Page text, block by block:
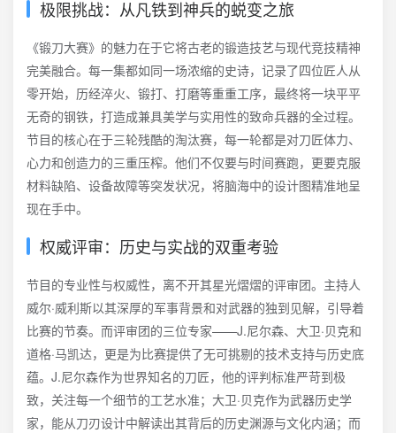
极限挑战：从凡铁到神兵的蜕变之旅
《锻刀大赛》的魅力在于它将古老的锻造技艺与现代竞技精神
完美融合。每一集都如同一场浓缩的史诗，记录了四位匠人从
零开始，历经淬火、锻打、打磨等重重工序，最终将一块平平
无奇的钢铁，打造成兼具美学与实用性的致命兵器的全过程。
节目的核心在于三轮残酷的淘汰赛，每一轮都是对刀匠体力、
心力和创造力的三重压榨。他们不仅要与时间赛跑，更要克服
材料缺陷、设备故障等突发状况，将脑海中的设计图精准地呈
现在手中。
权威评审：历史与实战的双重考验
节目的专业性与权威性，离不开其星光熠熠的评审团。主持人
威尔·威利斯以其深厚的军事背景和对武器的独到见解，引导着
比赛的节奏。而评审团的三位专家——J.尼尔森、大卫·贝克和
道格·马凯达，更是为比赛提供了无可挑剔的技术支持与历史底
蕴。J.尼尔森作为世界知名的刀匠，他的评判标准严苛到极
致，关注每一个细节的工艺水准；大卫·贝克作为武器历史学
家，能从刀刃设计中解读出其背后的历史渊源与文化内涵；而